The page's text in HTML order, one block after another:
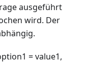
ausgeführt
wird. Der
= value1,